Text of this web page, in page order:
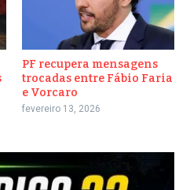
PF recupera mensagens
trocadas entre Fábio Faria
e Vorcaro
fevereiro 13, 2026